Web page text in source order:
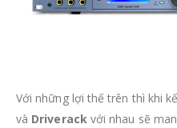
Với những lợi thế trên thì khi
và Driverackvới nhau sẽ